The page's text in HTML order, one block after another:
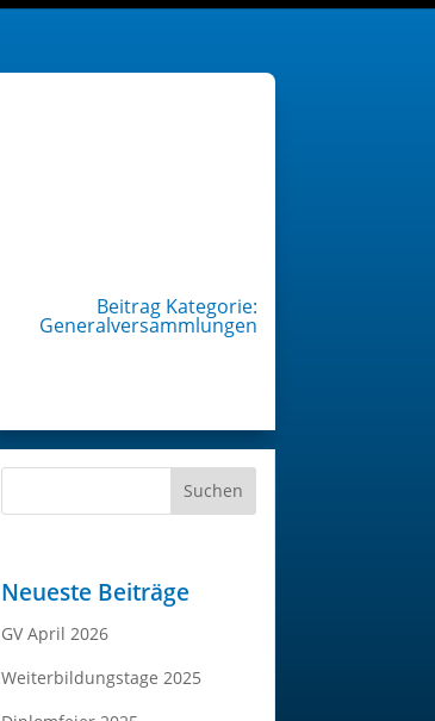
Beitrag Kategorie:
Generalversammlungen
Suchen
Neueste Beiträge
GV April 2026
Weiterbildungstage 2025